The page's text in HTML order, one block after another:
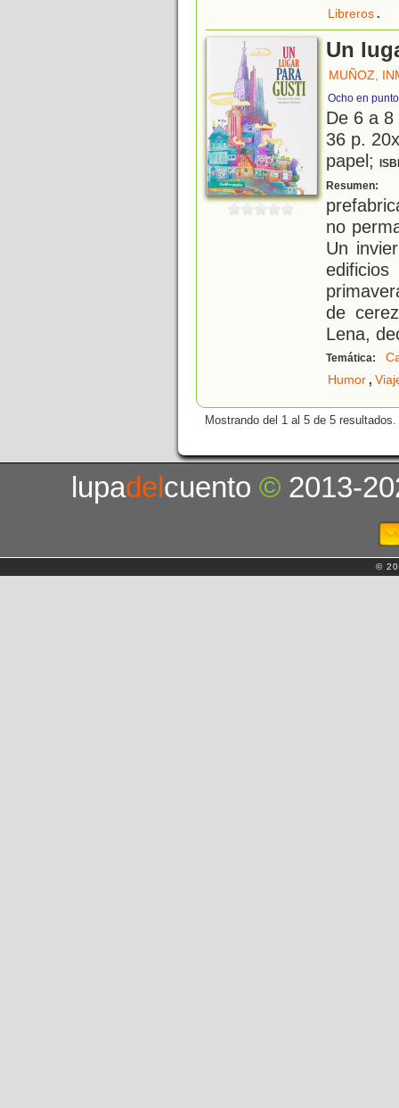
Libreros.
Un
MUÑOZ,
Ocho en punto
De 6 a
36 p.
papel;
Resumen:
no
Un
de
Lena,
Temática:
Humor,
Mostrando del 1 al 5 de 5 resultados.
lupadelcuento© 2013-
©